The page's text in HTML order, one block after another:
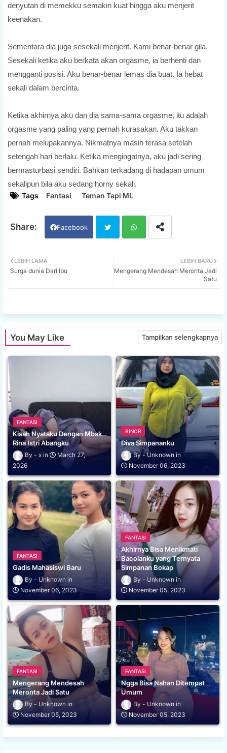
denyutan di memekku semakin kuat hingga aku menjerit
keenakan.
Sementara dia juga sesekali menjerit. Kami benar-benar gila.
Sesekali ketika aku berkata akan orgasme, ia berhenti dan
mengganti posisi. Aku benar-benar lemas dia buat. Ia hebat
sekali dalam bercinta.
Ketika akhirnya aku dan dia sama-sama orgasme, itu adalah
orgasme yang paling yang pernah kurasakan. Aku takkan
pernah melupakannya. Nikmatnya masih terasa setelah
setengah hari berlalu. Ketika mengingatnya, aku jadi sering
bermasturbasi sendiri. Bahkan terkadang di hadapan umum
sekalipun bila aku sedang horny sekali.
Tags
Fantasi Teman Tapi ML
Facebook
ats
LEBIH BARU
Mengerang Mendesah Meronta Jadi
Satu
LEBIH LAMA
Surga dunia Dari Ibu
You May Like Tampilkan selengkapnya
FANTASI
Kisah Nyataku Dengan Mbak
Rina Istri Abangku
x
March 27,
2026
BINOR
Diva Simpananku
Unknown
November 06, 2023
FANTASI
Gadis Mahasiswi Baru
Unknown
November 06, 2023
FANTASI
Akhirnya Bisa Menikmati
Bacolanku yang Ternyata
Simpanan Bokap
Unknown
November 05, 2023
FANTASI
Mengerang Mendesah
Meronta Jadi Satu
Unknown
November 05, 2023
FANTASI
Ngga Bisa Nahan Ditempat
Umum
Unknown
November 05, 2023